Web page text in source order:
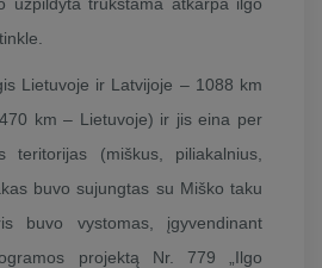
Lietuvoje ir Latvijoje – 1088 km
km – Lietuvoje) ir jis eina per
teritorijas (miškus, piliakalnius,
buvo sujungtas su Miško taku
buvo vystomas, įgyvendinant
projektą Nr. 779 „Ilgo